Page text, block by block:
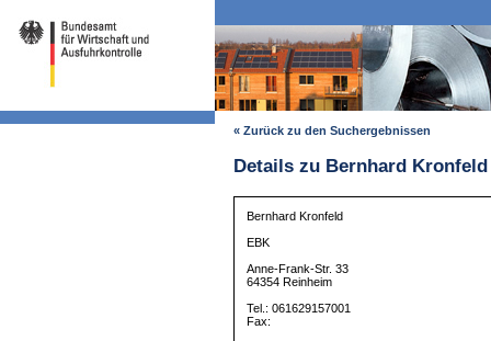
« Zurück zu den Suchergebnissen
Details zu Bernhard Kronfeld
Bernhard Kronfeld
EBK
Anne-Frank-Str. 33
64354 Reinheim
Tel.: 061629157001
Fax: